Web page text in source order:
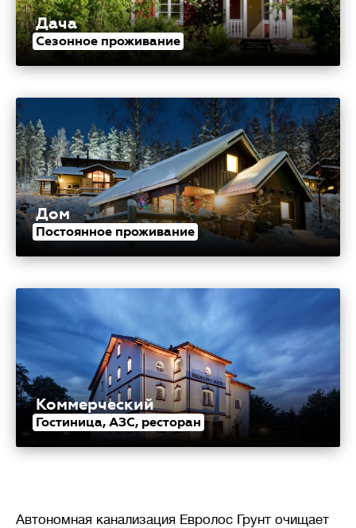
Дача
Сезонное проживание
Дом
Постоянное проживание
Коммерческий
Гостиница, АЗС, ресторан
Автономная канализация Евролос Грунт очищает